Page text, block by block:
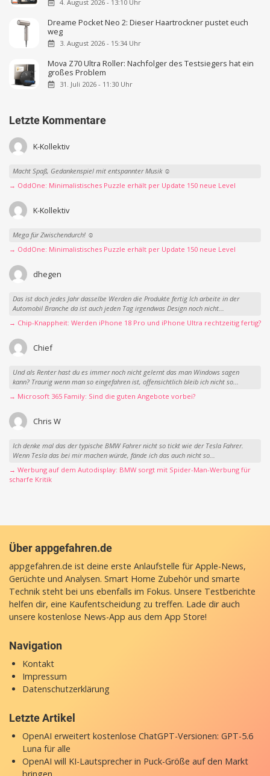
4. August 2026 - 13:10 Uhr
Dreame Pocket Neo 2: Dieser Haartrockner pustet euch
weg
3. August 2026 - 15:34 Uhr
Mova Z70 Ultra Roller: Nachfolger des Testsiegers hat ein
großes Problem
31. Juli 2026 - 11:30 Uhr
Letzte Kommentare
K-Kollektiv
Macht Spaß, Gedankenspiel mit entspannter Musik ☺️
→ OddOne: Minimalistisches Puzzle erhält per Update 150 neue Level
K-Kollektiv
Mega für Zwischendurch! ☺️
→ OddOne: Minimalistisches Puzzle erhält per Update 150 neue Level
dhegen
Das ist doch jedes Jahr dasselbe Werden die Produkte fertig Ich arbeite in der
Automobil Branche da ist auch jeden Tag irgendwas Design noch nicht...
→ Chip-Knappheit: Werden iPhone 18 Pro und iPhone Ultra rechtzeitig fertig?
Chief
Und als Renter hast du es immer noch nicht gelernt das man Windows sagen
kann? Traurig wenn man so eingefahren ist, offensichtlich bleib ich nicht so...
→ Microsoft 365 Family: Sind die guten Angebote vorbei?
Chris W
Ich denke mal das der typische BMW Fahrer nicht so tickt wie der Tesla Fahrer.
Wenn Tesla das bei mir machen würde, fände ich das auch nicht so...
→ Werbung auf dem Autodisplay: BMW sorgt mit Spider-Man-Werbung für
scharfe Kritik
Über appgefahren.de
appgefahren.de ist deine erste Anlaufstelle für Apple-News,
Gerüchte und Analysen. Smart Home Zubehör und smarte
Technik steht bei uns ebenfalls im Fokus. Unsere Testberichte
helfen dir, eine Kaufentscheidung zu treffen. Lade dir auch
unsere kostenlose News-App aus dem App Store!
Navigation
Kontakt
Impressum
Datenschutzerklärung
Letzte Artikel
OpenAI erweitert kostenlose ChatGPT-Versionen: GPT-5.6
Luna für alle
OpenAI will KI-Lautsprecher in Puck-Größe auf den Markt
bringen